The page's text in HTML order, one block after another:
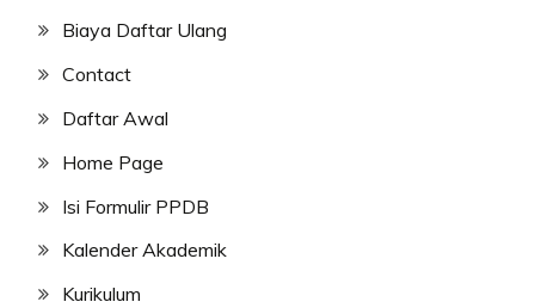
Biaya Daftar Ulang
Contact
Daftar Awal
Home Page
Isi Formulir PPDB
Kalender Akademik
Kurikulum